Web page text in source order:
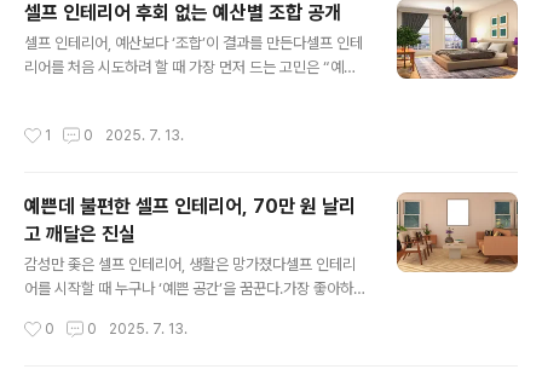
셀프 인테리어 후회 없는 예산별 조합 공개
셀프 인테리어, 예산보다 ‘조합’이 결과를 만든다셀프 인테
리어를 처음 시도하려 할 때 가장 먼저 드는 고민은 “예산
장 후회가 없을까?”단순히 얼마를 쓰느냐보다, 어떤 항목
금까지 30만 원부터 100만 원까지 다양한 예산으로 셀프
인테리어를 경험해봤고, 그 과정에서 수많은 시행착오도
겪었다.감성적인 소품부터 시작해서 실패했던 적도 있었
고, 실용성 위주로 접근해 후회 없는 결과를 만든 적도 있었
이라도 어떤 조합을 선택하느냐에 ..
1 0 2025. 7. 13.
예쁜데 불편한 셀프 인테리어, 70만 원 날리
고 깨달은 진실
감성만 좇은 셀프 인테리어, 생활은 망가졌다셀프 인테리
어를 시작할 때 누구나 ‘예쁜 공간’을 꿈꾼다.가장 좋아하는
이 묻어나는 소품들로 공간을 채우면 마치 새로운 나로 다
0 0 2025. 7. 13.